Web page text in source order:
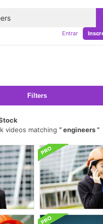
Entrar
Filters
videos matching
engineers